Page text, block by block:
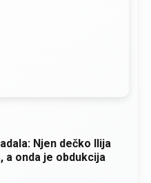
Njen dečko Ilija
a onda je obdukcija